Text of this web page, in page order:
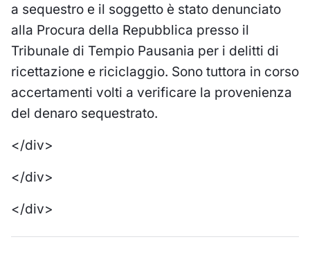
a sequestro e il soggetto è stato denunciato
alla Procura della Repubblica presso il
Tribunale di Tempio Pausania per i delitti di
ricettazione e riciclaggio. Sono tuttora in corso
accertamenti volti a verificare la provenienza
del denaro sequestrato.
</div>
</div>
</div>